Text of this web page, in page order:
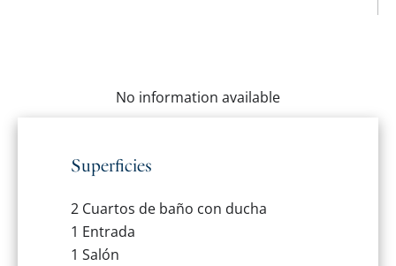
No information available
Superficies
2 Cuartos de baño con ducha
1 Entrada
1 Salón